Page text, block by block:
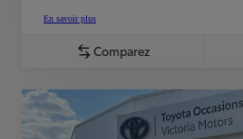
En savoir plus
Comparez